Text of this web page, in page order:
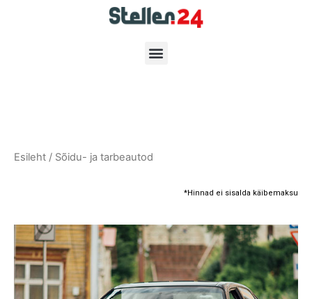
Esileht / Sõidu- ja tarbeautod
*Hinnad ei sisalda käibemaksu